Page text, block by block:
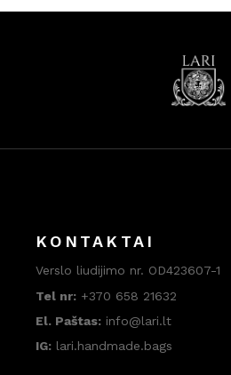
KONTAKTAI
Verslo liudijimo nr. OD423607-1
Tel nr: +370 658 21632
El. Paštas: info@lari.lt
IG: lari.handmade.bags